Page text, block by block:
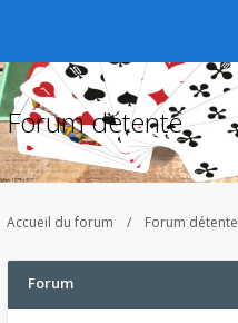
Forum détente
Accueil du forum Forum détente
Forum